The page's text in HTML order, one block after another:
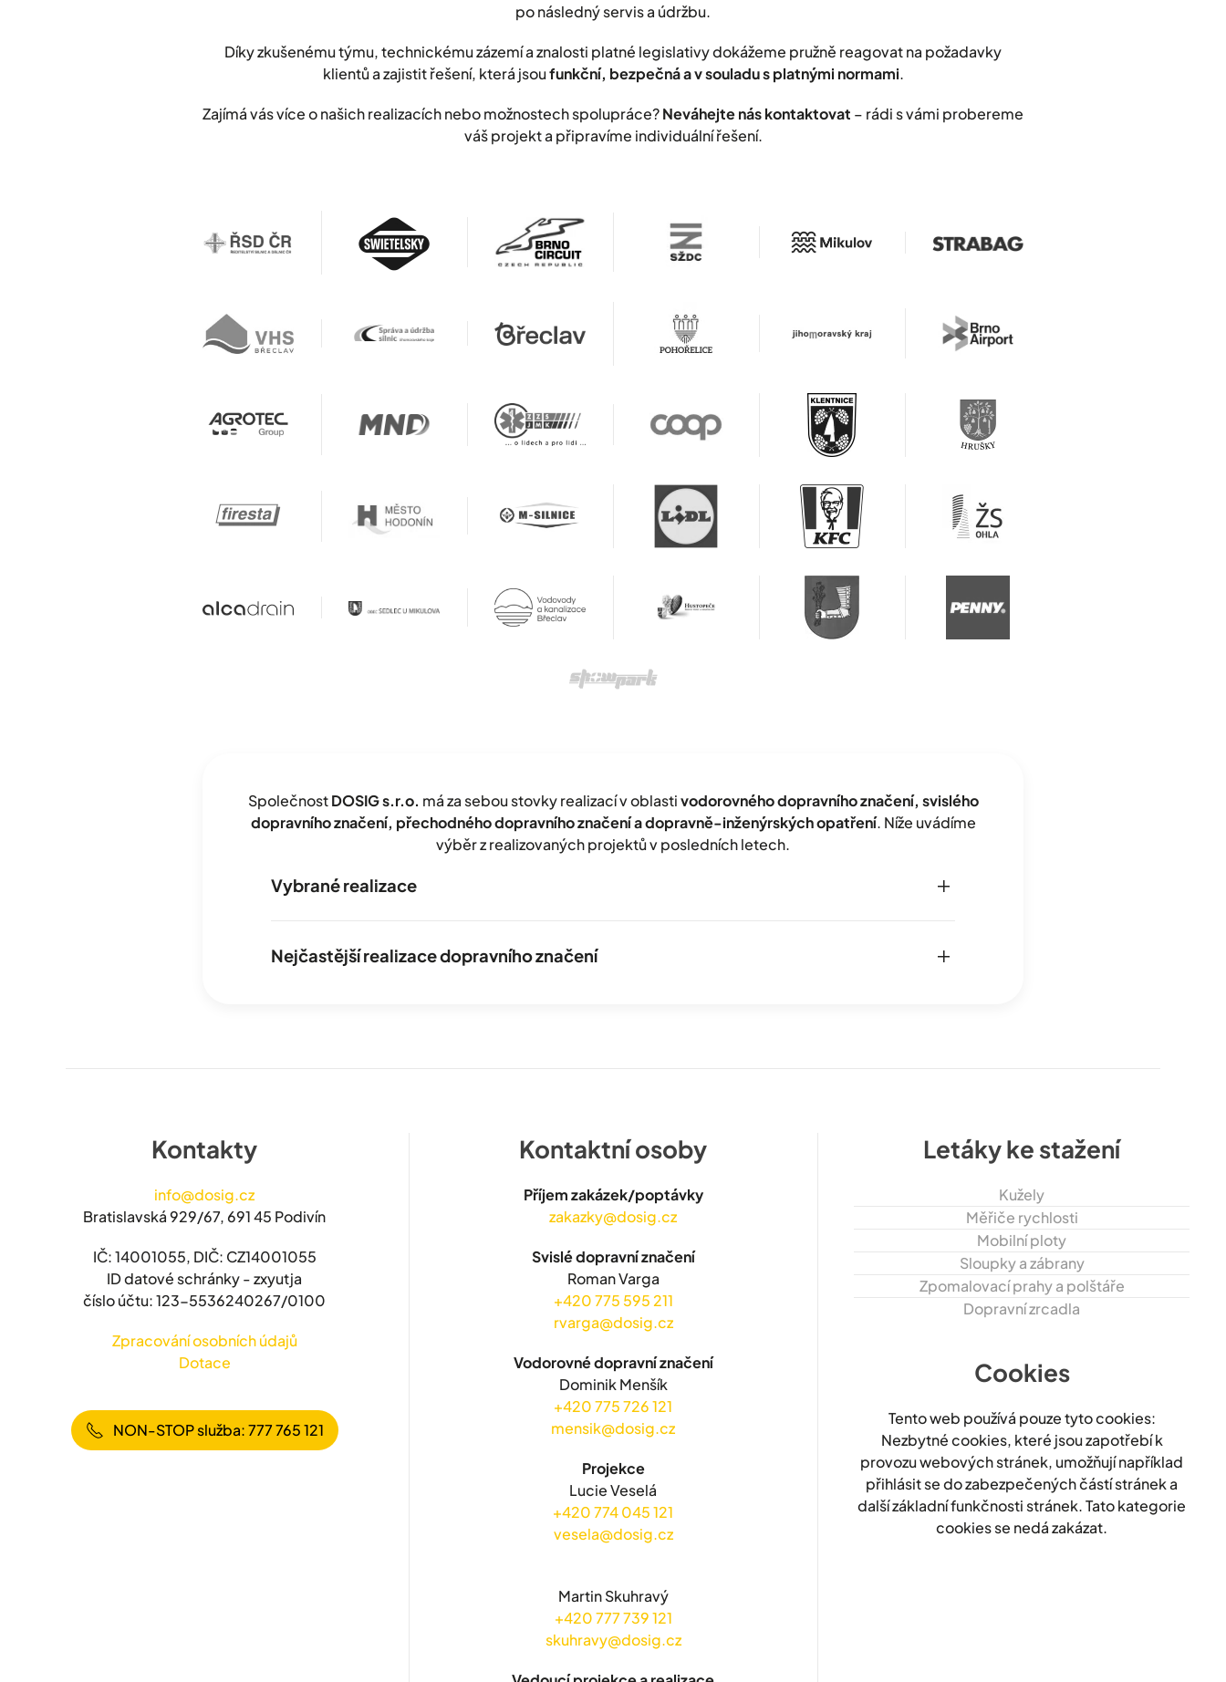
po následný servis a údržbu.
Díky zkušenému týmu, technickému zázemí a znalosti platné legislativy dokážeme pružně reagovat na požadavky
klientů a zajistit řešení, která jsoufunkční, bezpečná a v souladu s platnými normami.
Zajímá vás více o našich realizacích nebo možnostech spolupráce?Neváhejte nás kontaktovat – rádi s vámi probereme
váš projekt a připravíme individuální řešení.
SpolečnostDOSIG s.r.o. má za sebou stovky realizací v oblastivodorovného dopravního značení, svislého
dopravního značení, přechodného dopravního značení a dopravně-inženýrských opatření. Níže uvádíme
výběr z realizovaných projektů v posledních letech.
Vybrané realizace
Nejčastější realizace dopravního značení
Kontakty
info@dosig.cz
Bratislavská 929/67, 691 45 Podivín
IČ: 14001055, DIČ: CZ14001055
ID datové schránky - zxyutja
číslo účtu: 123-5536240267/0100
Zpracování osobních údajů
Dotace
NON-STOP služba: 777 765 121
Kontaktní osoby
Příjem zakázek/poptávky
zakazky@dosig.cz
Svislé dopravní značení
Roman Varga
+420 775 595 211
rvarga@dosig.cz
Vodorovné dopravní značení
Dominik Menšík
+420 775 726 121
mensik@dosig.cz
Projekce
Lucie Veselá
+420 774 045 121
vesela@dosig.cz
Martin Skuhravý
+420 777 739 121
skuhravy@dosig.cz
Letáky ke stažení
Kužely
Měřiče rychlosti
Mobilní ploty
Sloupky a zábrany
Zpomalovací prahy a polštáře
Dopravní zrcadla
Cookies
Tento web používá pouze tyto cookies:
Nezbytné cookies, které jsou zapotřebí k
provozu webových stránek, umožňují například
přihlásit se do zabezpečených částí stránek a
další základní funkčnosti stránek. Tato kategorie
cookies se nedá zakázat.